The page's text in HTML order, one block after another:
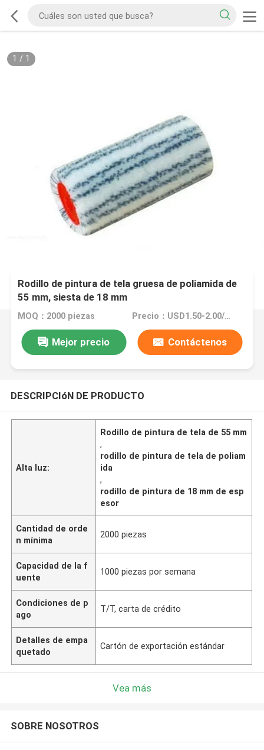
1 / 1
Rodillo de pintura de tela gruesa de poliamida de
55 mm, siesta de 18 mm
MOQ：2000 piezas Precio：USD1.50-2.00/Pc
Mejor precio Contáctenos
DESCRIPCIóN DE PRODUCTO
Alta luz:
Rodillo de pintura de tela de 55 mm
,
rodillo de pintura de tela de poliam
ida
,
rodillo de pintura de 18 mm de esp
esor
Cantidad de orde
n mínima
2000 piezas
Capacidad de la f
uente
1000 piezas por semana
Condiciones de p
ago
T/T, carta de crédito
Detalles de empa
quetado
Cartón de exportación estándar
Vea más
SOBRE NOSOTROS